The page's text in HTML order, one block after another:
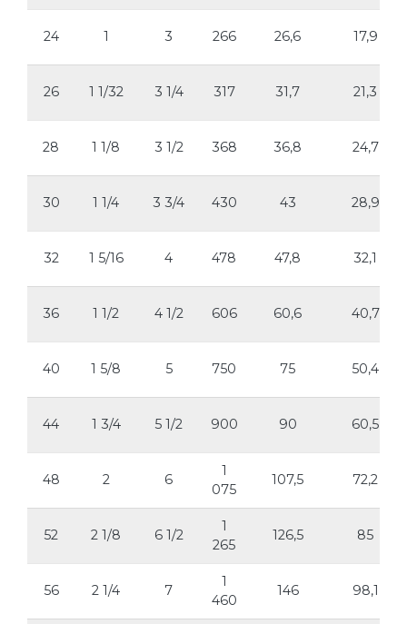
24 1 3 266 26,6 17,9
26 1 1/32 3 1/4 317 31,7 21,3
28 1 1/8 3 1/2 368 36,8 24,7
30 1 1/4 3 3/4 430 43 28,9
32 1 5/16 4 478 47,8 32,1
36 1 1/2 4 1/2 606 60,6 40,7
40 1 5/8 5 750 75 50,4
44 1 3/4 5 1/2 900 90 60,5
48 2 6
1
075
107,5 72,2
52 2 1/8 6 1/2
1
265
126,5 85
56 2 1/4 7
1
460
146 98,1